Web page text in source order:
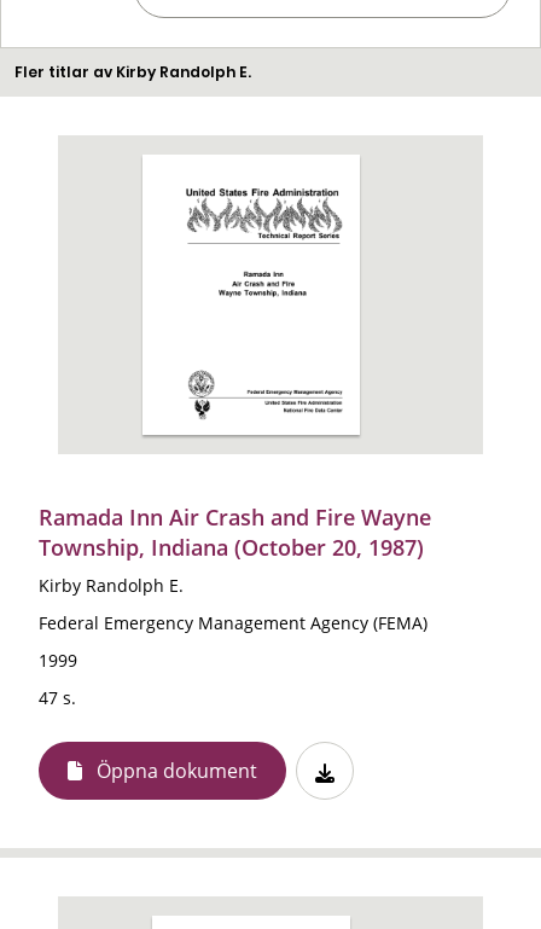
Fler titlar av Kirby Randolph E.
Ramada Inn Air Crash and Fire Wayne
Township, Indiana (October 20, 1987)
Kirby Randolph E.
Federal Emergency Management Agency (FEMA)
1999
47 s.
Öppna dokument